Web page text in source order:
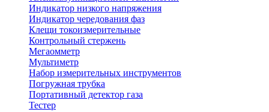
Индикатор низкого напряжения
Индикатор чередования фаз
Клещи токоизмерительные
Контрольный стержень
Мегаомметр
Мультиметр
Набор измерительных инструментов
Погружная трубка
Портативный детектор газа
Тестер